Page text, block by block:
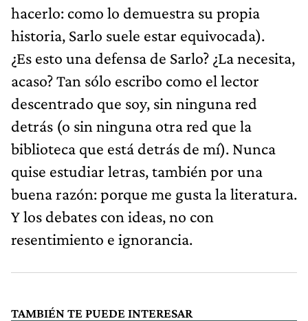
hacerlo: como lo demuestra su propia
historia, Sarlo suele estar equivocada).
¿Es esto una defensa de Sarlo? ¿La necesita,
acaso? Tan sólo escribo como el lector
descentrado que soy, sin ninguna red
detrás (o sin ninguna otra red que la
biblioteca que está detrás de mí). Nunca
quise estudiar letras, también por una
buena razón: porque me gusta la literatura.
Y los debates con ideas, no con
resentimiento e ignorancia.
TAMBIÉN TE PUEDE INTERESAR